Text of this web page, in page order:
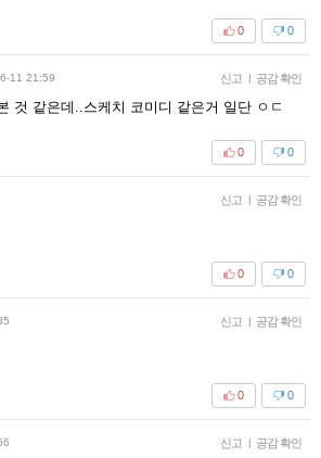
0
0
11 21:59 신고 | 공감 확인
것 같은데..스케치 코미디 같은거 일단 ㅇㄷ
0
0
신고 | 공감 확인
0
0
신고 | 공감 확인
0
0
신고 | 공감 확인